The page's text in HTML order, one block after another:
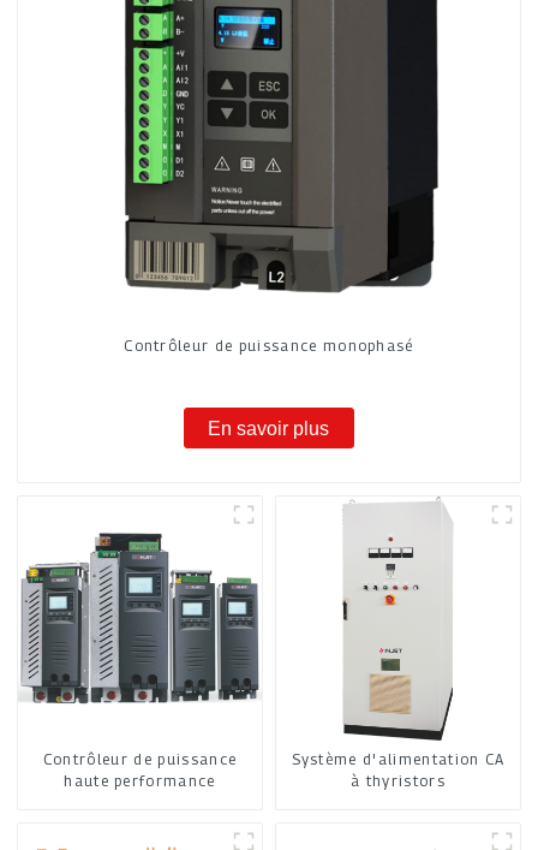
Contrôleur de puissance monophasé
En savoir plus
Contrôleur de puissance
haute performance
Système d'alimentation CA
à thyristors